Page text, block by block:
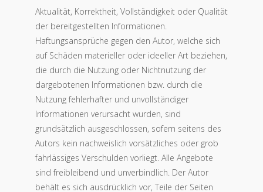
Aktualität, Korrektheit, Vollständigkeit oder Qualität
der bereitgestellten Informationen.
Haftungsansprüche gegen den Autor, welche sich
auf Schäden materieller oder ideeller Art beziehen,
die durch die Nutzung oder Nichtnutzung der
dargebotenen Informationen bzw. durch die
Nutzung fehlerhafter und unvollständiger
Informationen verursacht wurden, sind
grundsätzlich ausgeschlossen, sofern seitens des
Autors kein nachweislich vorsätzliches oder grob
fahrlässiges Verschulden vorliegt. Alle Angebote
sind freibleibend und unverbindlich. Der Autor
behält es sich ausdrücklich vor, Teile der Seiten